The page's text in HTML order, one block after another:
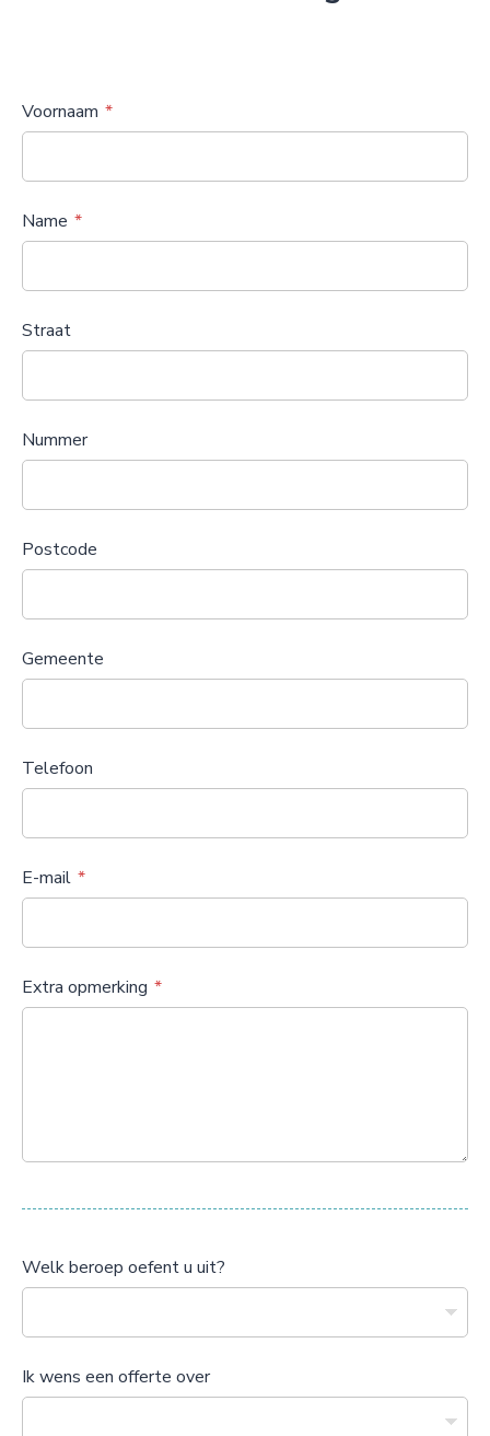
Voornaam
Name
Straat
Nummer
Postcode
Gemeente
Telefoon
E-mail
Extra opmerking
Welk beroep oefent u uit?
Ik wens een offerte over